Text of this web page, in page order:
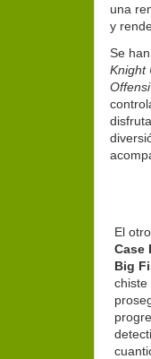
una
y
Se
Knight
El
Case
Big
chiste